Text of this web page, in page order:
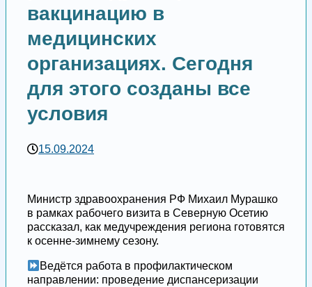
вакцинацию в
медицинских
организациях. Сегодня
для этого созданы все
условия
15.09.2024
Министр здравоохранения РФ Михаил Мурашко
в рамках рабочего визита в Северную Осетию
рассказал, как медучреждения региона готовятся
к осенне-зимнему сезону.
Ведётся работа в профилактическом
направлении: проведение диспансеризации